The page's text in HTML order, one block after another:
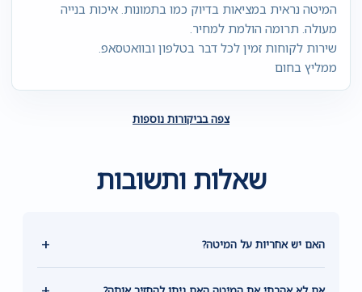
המיטה נראית במציאות בדיוק כמו בתמונות. איכות בנייה
מעולה. תרומה הולמת למחיר.
שירות לקוחות זמין לכל דבר בטלפון ובוואטסאפ.
ממליץ בחום
צפה בביקורות נוספות
שאלות ותשובות
האם יש אחריות על המיטה? +